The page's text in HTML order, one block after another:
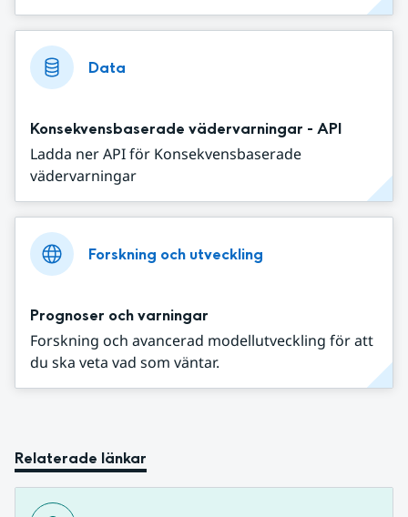
Data
Konsekvensbaserade vädervarningar - API
Ladda ner API för Konsekvensbaserade
vädervarningar
Forskning och utveckling
Prognoser och varningar
Forskning och avancerad modellutveckling för att
du ska veta vad som väntar.
Relaterade länkar